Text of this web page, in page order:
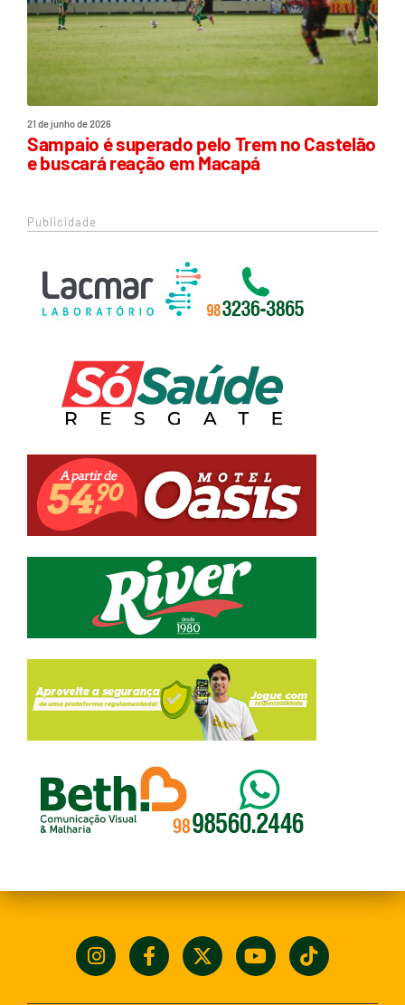
21 de junho de 2026
Sampaio é superado pelo Trem no Castelão
e buscará reação em Macapá
Publicidade